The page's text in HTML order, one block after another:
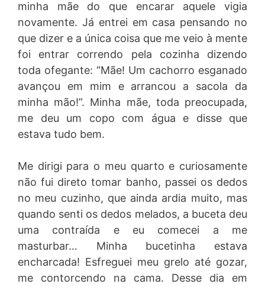
minha mãe do que encarar aquele vigia
novamente. Já entrei em casa pensando no
que dizer e a única coisa que me veio à mente
foi entrar correndo pela cozinha dizendo
toda ofegante: “Mãe! Um cachorro esganado
avançou em mim e arrancou a sacola da
minha mão!”. Minha mãe, toda preocupada,
me deu um copo com água e disse que
estava tudo bem.
Me dirigi para o meu quarto e curiosamente
não fui direto tomar banho, passei os dedos
no meu cuzinho, que ainda ardia muito, mas
quando senti os dedos melados, a buceta deu
uma contraída e eu comecei a me
masturbar… Minha bucetinha estava
encharcada! Esfreguei meu grelo até gozar,
me contorcendo na cama. Desse dia em